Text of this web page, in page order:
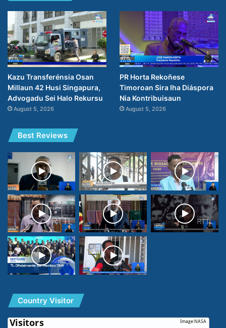
Kazu Transferénsia Osan
Millaun 42 Husi Singapura,
Advogadu Sei Halo Rekursu
August 5, 2026
PR Horta Rekoñese
Timoroan Sira Iha Diáspora
Nia Kontribuisaun
August 5, 2026
Best Reviews
Country Visitor